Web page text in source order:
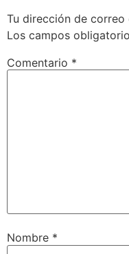
Tu dirección de
Los campos
Comentario *
Nombre *